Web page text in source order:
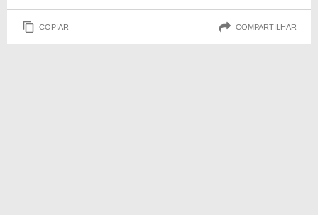
COPIAR COMPARTILHAR